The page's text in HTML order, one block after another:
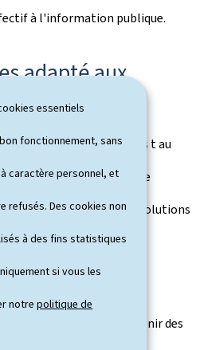
essentiels
fonctionnement, sans
caractère personnel, et
refusés. Des cookies non
à des fins statistiques
si vous les
notrepolitique de
à l'information publique.
adapté aux
adaptations ponctuelles t au
afin de tenir compte de
mise en oeuvre et des évolutions
minimis destinée à soutenir des
ou de plus petite